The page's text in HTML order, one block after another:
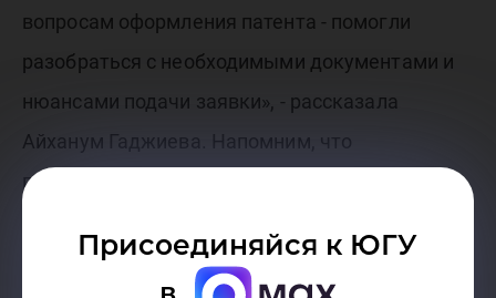
Присоединяйся к ЮГУ
вопросам оформления патента - помогли
разобраться с необходимыми документами и
нюансами подачи заявки», - рассказала
Айханум Гаджиева. Напомним, что
предыдущая разработка Айханум вошла в